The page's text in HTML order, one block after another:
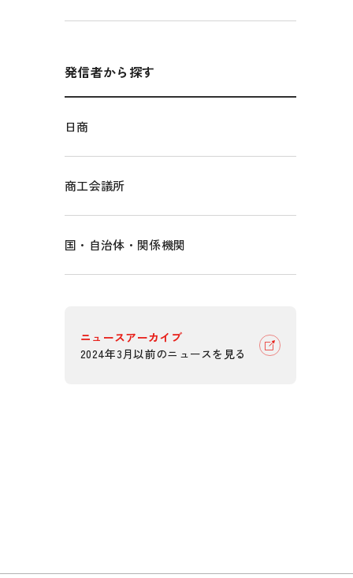
発信者から探す
日商
商工会議所
国・自治体・関係機関
ニュースアーカイブ
2024年3月以前のニュースを見る